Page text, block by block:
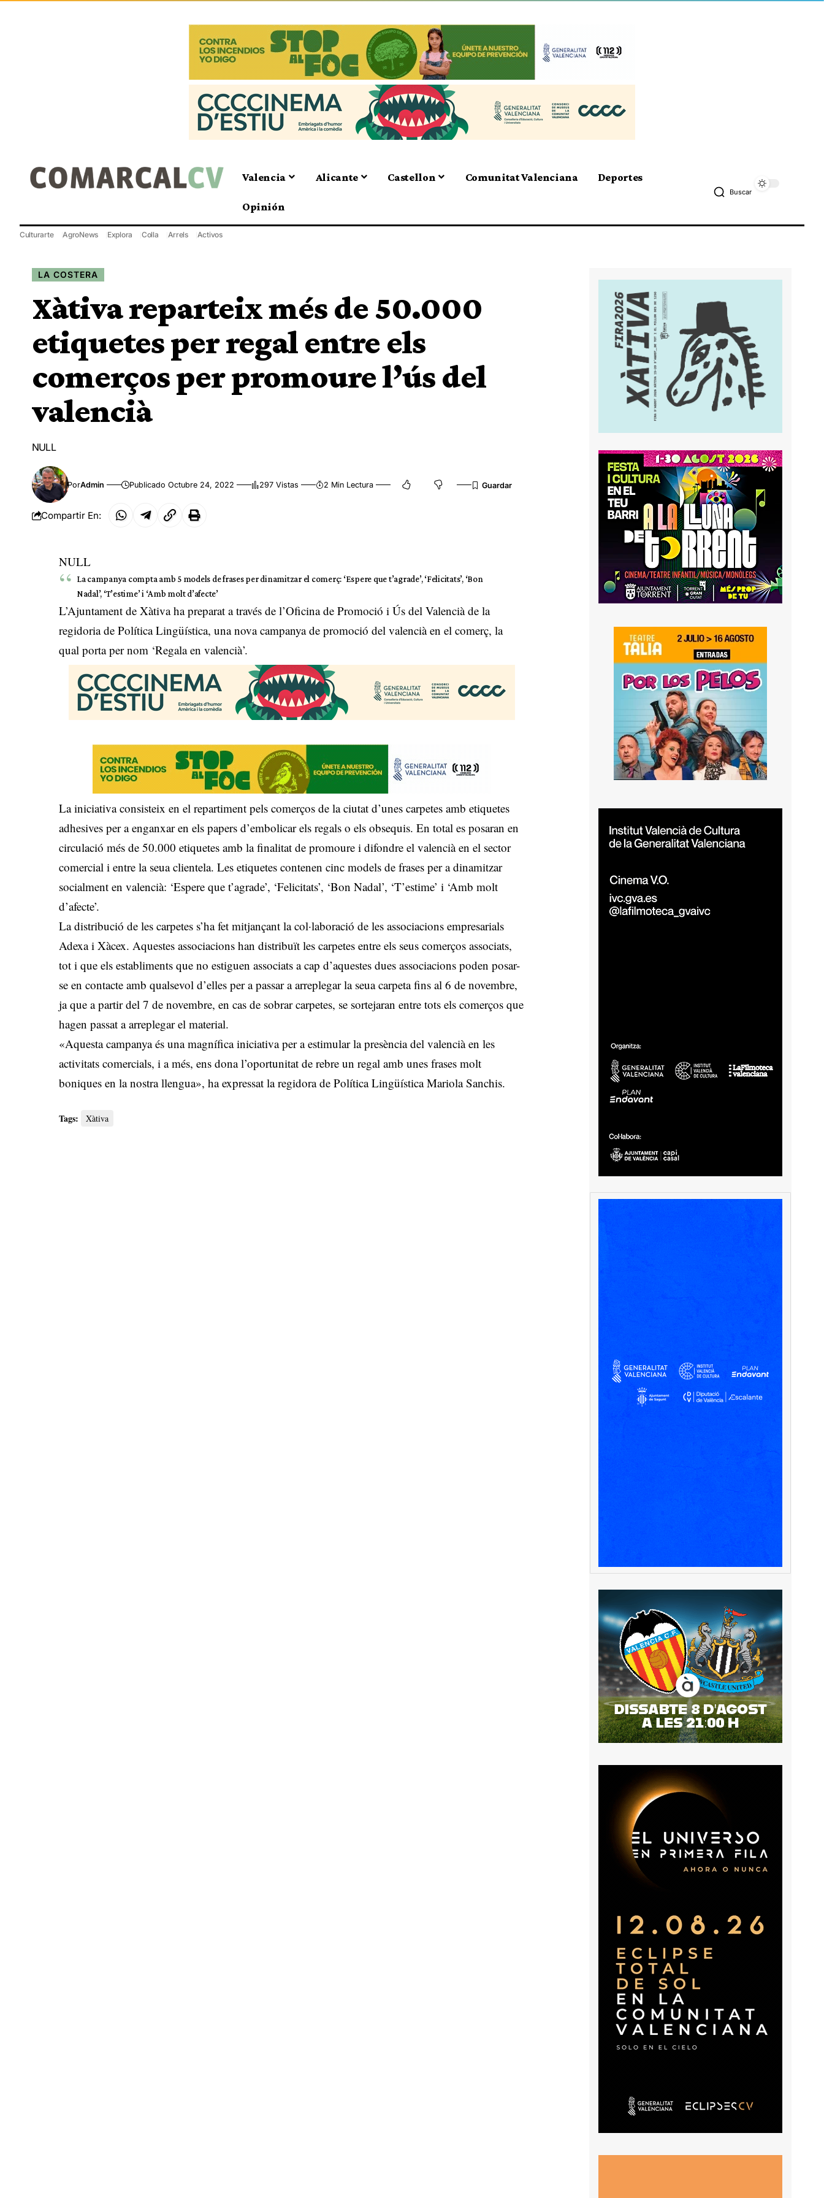
Valencia Alicante Castellon Comunitat Valenciana Deportes
Opinión
Buscar
Culturarte AgroNews Explora Colla Arrels Activos
LA COSTERA
Xàtiva reparteix més de 50.000
etiquetes per regal entre els
comerços per promoure l’ús del
valencià
NULL
PorAdmin Publicado Octubre 24, 2022 297 Vistas 2 Min Lectura
Compartir En:
NULL
La campanya compta amb 5 models de frases per dinamitzar el comerç: ‘Espere que t’agrade’, ‘Felicitats’, ‘Bon
Nadal’, ‘T’estime’ i ‘Amb molt d’afecte’
L’Ajuntament de Xàtiva ha preparat a través de l’Oficina de Promoció i Ús del Valencià de la
regidoria de Política Lingüística, una nova campanya de promoció del valencià en el comerç, la
qual porta per nom ‘Regala en valencià’.
La iniciativa consisteix en el repartiment pels comerços de la ciutat d’unes carpetes amb etiquetes
adhesives per a enganxar en els papers d’embolicar els regals o els obsequis. En total es posaran en
circulació més de 50.000 etiquetes amb la finalitat de promoure i difondre el valencià en el sector
comercial i entre la seua clientela. Les etiquetes contenen cinc models de frases per a dinamitzar
socialment en valencià: ‘Espere que t’agrade’, ‘Felicitats’, ‘Bon Nadal’, ‘T’estime’ i ‘Amb molt
d’afecte’.
La distribució de les carpetes s’ha fet mitjançant la col·laboració de les associacions empresarials
Adexa i Xàcex. Aquestes associacions han distribuït les carpetes entre els seus comerços associats,
tot i que els establiments que no estiguen associats a cap d’aquestes dues associacions poden posar-
se en contacte amb qualsevol d’elles per a passar a arreplegar la seua carpeta fins al 6 de novembre,
ja que a partir del 7 de novembre, en cas de sobrar carpetes, se sortejaran entre tots els comerços que
hagen passat a arreplegar el material.
«Aquesta campanya és una magnífica iniciativa per a estimular la presència del valencià en les
activitats comercials, i a més, ens dona l’oportunitat de rebre un regal amb unes frases molt
boniques en la nostra llengua», ha expressat la regidora de Política Lingüística Mariola Sanchis.
Tags: Xàtiva